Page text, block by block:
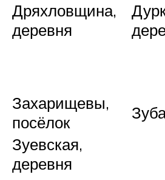
Дряхловщина,
деревня
Захарищевы,
посёлок
Зуевская,
деревня